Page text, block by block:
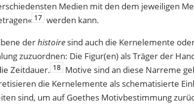
Medien mit den dem jeweiligen
17 werden kann.
derhistoire sind auch die Kernelemente
zuzuordnen: Die Figur(en) als Träger der
Zeitdauer. 18 Motive sind an diese Narreme
die Kernelemente als schematisierte
sind, um auf Goethes Motivbestimmung